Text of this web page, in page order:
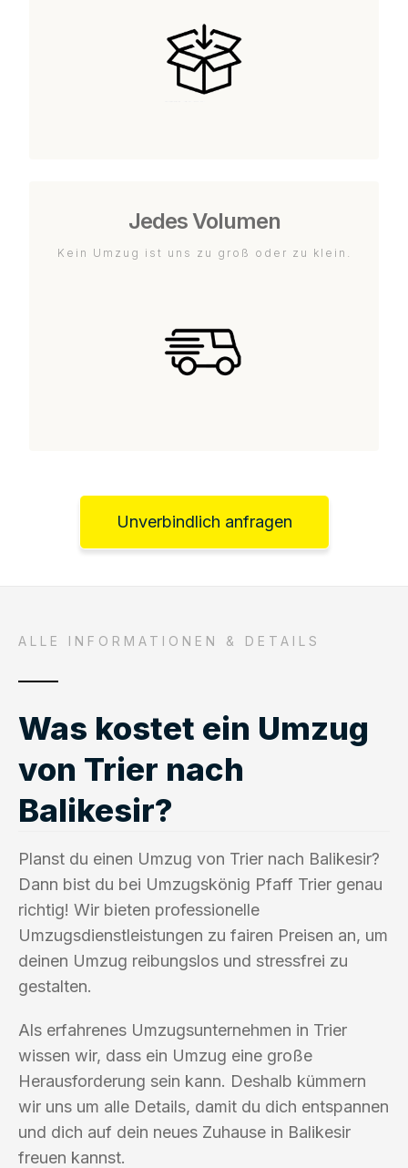
Jedes Volumen
Kein Umzug ist uns zu groß oder zu klein.
Unverbindlich anfragen
ALLE INFORMATIONEN & DETAILS
Was kostet ein Umzug
von Trier nach
Balikesir?
Planst du einen Umzug von Trier nach Balikesir?
Dann bist du bei Umzugskönig Pfaff Trier genau
richtig! Wir bieten professionelle
Umzugsdienstleistungen zu fairen Preisen an, um
deinen Umzug reibungslos und stressfrei zu
gestalten.
Als erfahrenes Umzugsunternehmen in Trier
wissen wir, dass ein Umzug eine große
Herausforderung sein kann. Deshalb kümmern
wir uns um alle Details, damit du dich entspannen
und dich auf dein neues Zuhause in Balikesir
freuen kannst.